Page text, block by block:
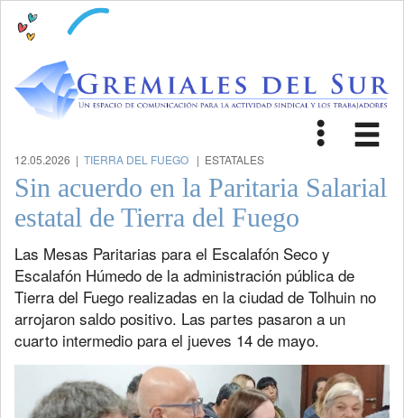
Toggle
12.05.2026 | TIERRA DEL FUEGO | ESTATALES
Sin acuerdo en la Paritaria Salarial
estatal de Tierra del Fuego
Las Mesas Paritarias para el Escalafón Seco y
Escalafón Húmedo de la administración pública de
Tierra del Fuego realizadas en la ciudad de Tolhuin no
arrojaron saldo positivo. Las partes pasaron a un
cuarto intermedio para el jueves 14 de mayo.
Previous Next